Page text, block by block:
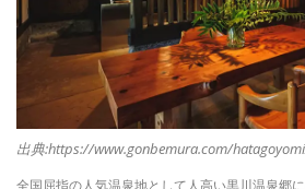
出典:https://www.gonbemura.com/